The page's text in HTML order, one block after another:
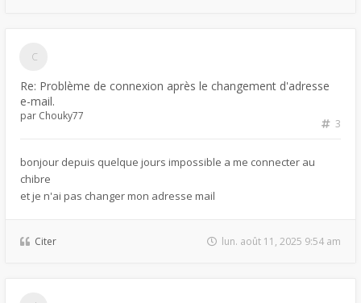
Re: Problème de connexion après le changement d'adresse
e-mail.
3
par Chouky77
bonjour depuis quelque jours impossible a me connecter au
chibre
et je n'ai pas changer mon adresse mail
Citer lun. août 11, 2025 9:54 am